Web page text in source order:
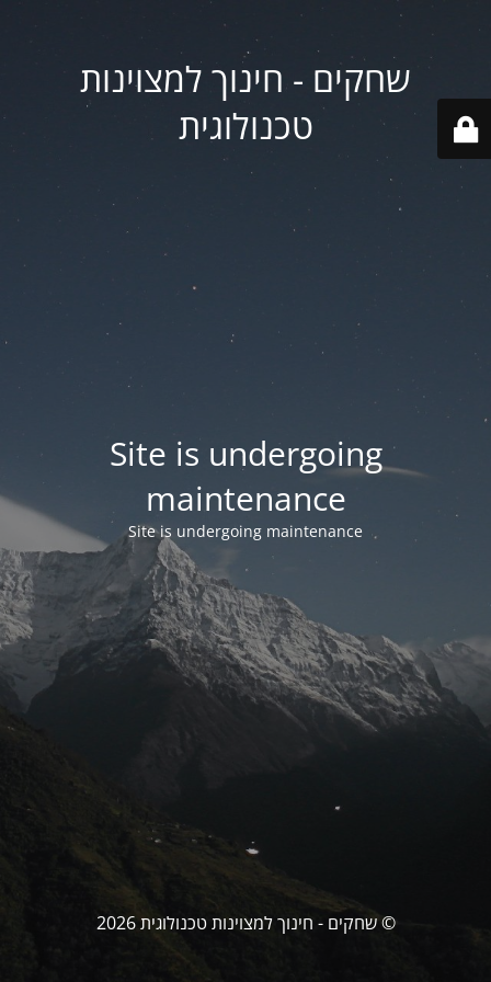
שחקים - חינוך למצוינות
טכנולוגית
Site is undergoing
maintenance
Site is undergoing maintenance
© שחקים - חינוך למצוינות טכנולוגית 2026